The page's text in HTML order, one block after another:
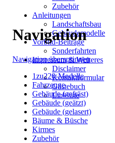
Zubehör
Anleitungen
Landschaftsbau
Gebäudemodelle
Vorbild-Beiträge
Sonderfahrten
Impressum & Weiteres
Disclaimer
Kontaktformular
Gästebuch
Linkliste
Navigation
Navigation überspringen
1zu220-Modelle
Fahrzeuge
Gebäude (gefräst)
Gebäude (geätzt)
Gebäude (gelasert)
Bäume & Büsche
Kirmes
Zubehör